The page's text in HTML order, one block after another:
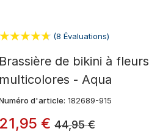
(8 Évaluations)
Brassière de bikini à fleurs
multicolores - Aqua
d'article: 182689-915
21,95 €44,95 €